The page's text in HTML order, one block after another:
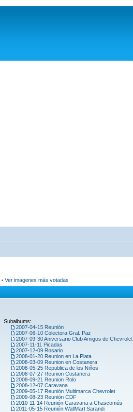
• Ver imagenes más votadas
Subalbums:
2007-04-15 Reunión
2007-06-10 Colectora Gral. Paz
2007-09-30 Aniversario Club Amigos de Chevrolet
2007-11-11 Picadas
2007-12-09 Rosario
2008-01-20 Reunion en La Plata
2008-03-09 Reunion en Costanera
2008-05-25 Republica de los Niños
2008-07-27 Reunion Costanera
2008-09-21 Reunion Rolo
2008-12-07 Caravana
2009-05-17 Reunión Multimarca Chevrolet
2009-08-23 Reunión CDF
2010-11-14 Reunión Caravana a Chascomús
2011-05-15 Reunión WallMart Sarandi